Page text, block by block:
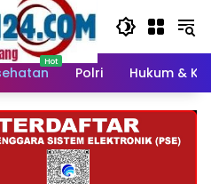
Polri Hukum &